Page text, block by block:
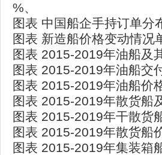
%、
图表 中国船企手持订单分
图表 新造船价格变动情况
图表 2015-2019年油船及
图表 2015-2019年油船交
图表 2015-2019年油船价
图表 2015-2019年散货船
图表 2015-2019年干散货
图表 2015-2019年散货船
图表 2015-2019年集装箱